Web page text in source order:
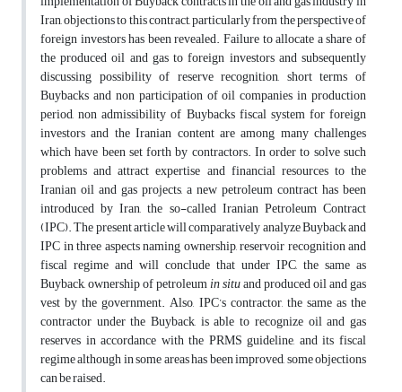
Iran, objections to this contract, particularly from the perspective of
foreign investors has been revealed. Failure to allocate a share of
the produced oil and gas to foreign investors and subsequently
discussing possibility of reserve recognition, short terms of
Buybacks and non participation of oil companies in production
period, non admissibility of Buybacks fiscal system for foreign
investors and the Iranian content are among many challenges
which have been set forth by contractors. In order to solve such
problems and attract expertise and financial resources to the
Iranian oil and gas projects, a new petroleum contract has been
introduced by Iran, the so-called Iranian Petroleum Contract
(IPC). The present article will comparatively analyze Buyback and
IPC in three aspects naming ownership, reservoir recognition and
fiscal regime and will conclude that under IPC, the same as
Buyback, ownership of petroleumin situand produced oil and gas
vest by the government. Also, IPC’s contractor, the same as the
contractor under the Buyback, is able to recognize oil and gas
reserves in accordance with the PRMS guideline, and its fiscal
regime although in some areas has been improved, some objections
can be raised.